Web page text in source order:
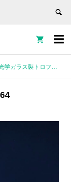


学ガラス製トロフィー：SHY-7064